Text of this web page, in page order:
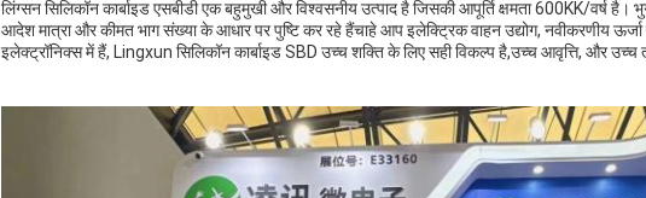
लिंग्सन सिलिकॉन कार्बाइड एसबीडी एक बहुमुखी और विश्वसनीय उत्पाद है जिसकी आपूर्ति क्षमता 600KK/वर्ष है।
आदेश मात्रा और कीमत भाग संख्या के आधार पर पुष्टि कर रहे हैंचाहे आप इलेक्ट्रिक वाहन उद्योग, नवीकरणीय ऊर्जा
इलेक्ट्रॉनिक्स में हैं, Lingxun सिलिकॉन कार्बाइड SBD उच्च शक्ति के लिए सही विकल्प है,उच्च आवृत्ति, और उच्च